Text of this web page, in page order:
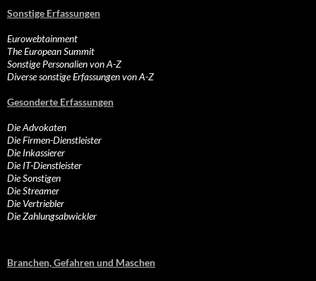
Sonstige Erfassungen
Eurowebtainment
The European Summit
Sonstige Personalien von A-Z
Diverse sonstige Erfassungen von A-Z
Gesonderte Erfassungen
Die Advokaten
Die Firmen-Dienstleister
Die Inkassierer
Die IT-Dienstleister
Die Sonstigen
Die Streamer
Die Vertriebler
Die Zahlungsabwickler
Branchen, Gefahren und Maschen